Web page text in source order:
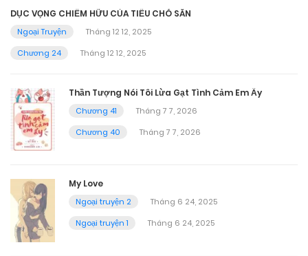
DỤC VỌNG CHIẾM HỮU CỦA TIỂU CHÓ SĂN
Ngoại Truyện
Tháng 12 12, 2025
Chương 24
Tháng 12 12, 2025
Thần Tượng Nói Tôi Lừa Gạt Tình Cảm Em Ấy
Chương 41
Tháng 7 7, 2026
Chương 40
Tháng 7 7, 2026
My Love
Ngoại truyện 2
Tháng 6 24, 2025
Ngoại truyện 1
Tháng 6 24, 2025